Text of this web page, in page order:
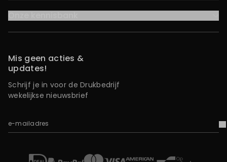
Mis geen acties &
updates!
Schrijf je in voor de Drukbedrijf
wekelijkse nieuwsbrief
e-mailadres
iDEAL Mastercard